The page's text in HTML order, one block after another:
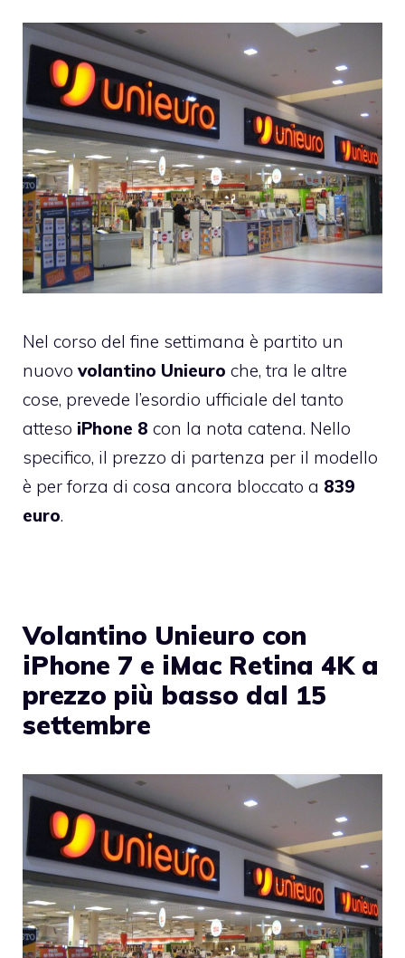
Nel corso del fine settimana è partito un
nuovo volantino Unieuro che, tra le altre
cose, prevede l’esordio ufficiale del tanto
atteso iPhone 8 con la nota catena. Nello
specifico, il prezzo di partenza per il modello
è per forza di cosa ancora bloccato a 839
euro.
Volantino Unieuro con
iPhone 7 e iMac Retina 4K a
prezzo più basso dal 15
settembre